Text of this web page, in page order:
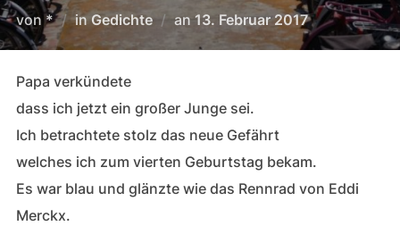
von * inGedichte an Veröffentlicht
am
13. Februar 2017
Papa verkündete
dass ich jetzt ein großer Junge sei.
Ich betrachtete stolz das neue Gefährt
welches ich zum vierten Geburtstag bekam.
Es war blau und glänzte wie das Rennrad von Eddi
Merckx.